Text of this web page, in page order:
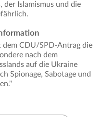
der Islamismus und die
dem CDU/SPD-Antrag die
nach dem
auf die Ukraine
Spionage, Sabotage und